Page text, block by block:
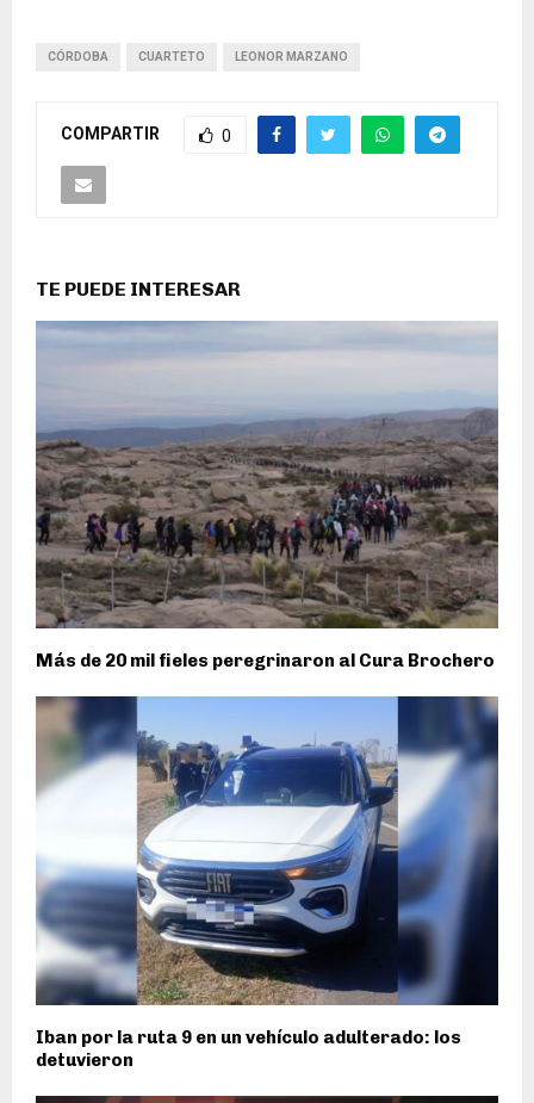
CÓRDOBA CUARTETO LEONOR MARZANO
COMPARTIR 0
TE PUEDE INTERESAR
Más de 20 mil fieles peregrinaron al Cura Brochero
Iban por la ruta 9 en un vehículo adulterado: los
detuvieron